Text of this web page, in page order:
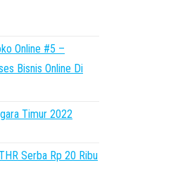
Online #5 –
Bisnis Online Di
Timur 2022
Serba Rp 20 Ribu